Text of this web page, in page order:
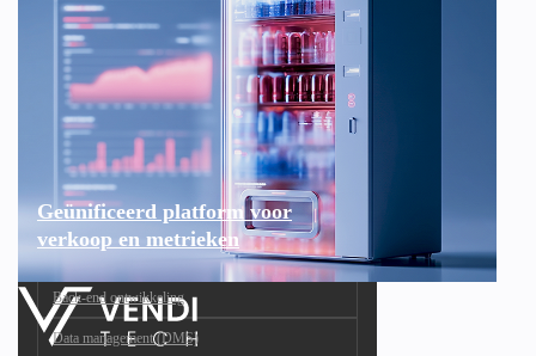
Geünificeerd platform voor
verkoop en metrieken
Back-end ontwikkeling
Data management (DMS)